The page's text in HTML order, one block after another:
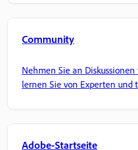
Community
Nehmen Sie an
lernen Sie von Experten und
Adobe-Startseite